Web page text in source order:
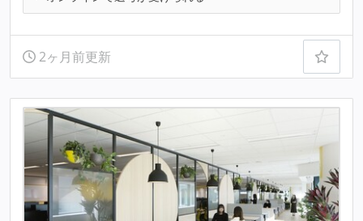
2ヶ月前更新